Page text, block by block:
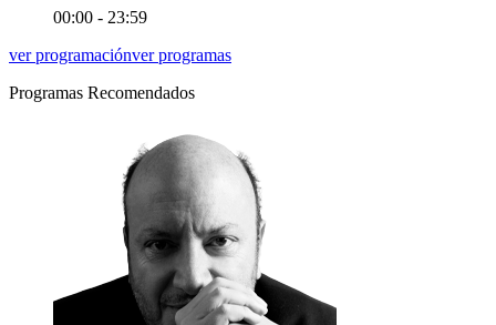
00:00 - 23:59
ver programaciónver programas
Programas Recomendados